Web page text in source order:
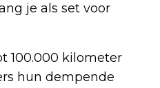
je als set voor
100.000 kilometer
hun dempende